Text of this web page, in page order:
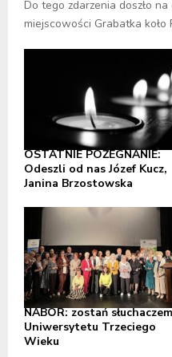
Do tego zdarzenia doszło
miejscowości Grabatka koło
OSTATNIE POŻEGNANIE:
Odeszli od nas Józef Kucz,
Janina Brzostowska
NABÓR: zostań słuchaczem
Uniwersytetu Trzeciego
Wieku